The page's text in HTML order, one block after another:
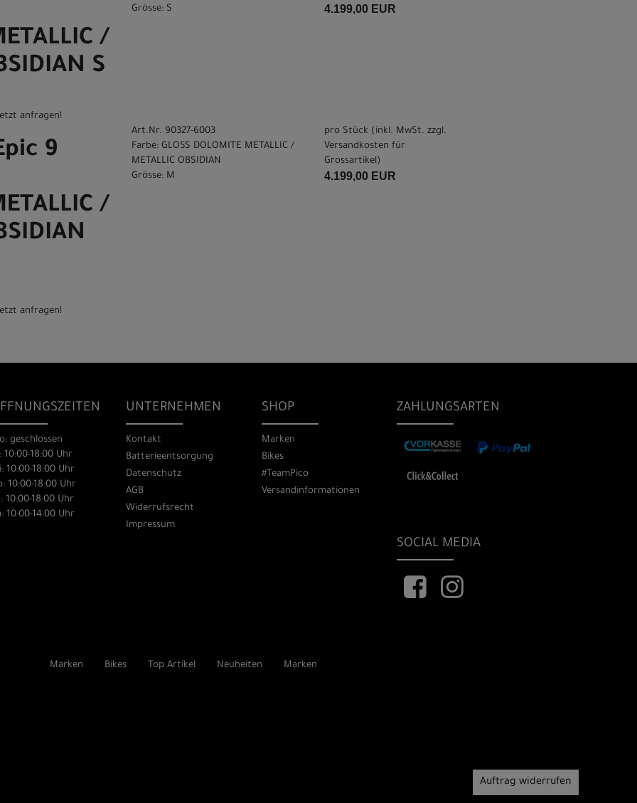
/
S
anfragen!
Grösse: S
4.199,00 EUR
9
/
anfragen!
Art.Nr. 90327-6003
Farbe: GLOSS DOLOMITE METALLIC /
METALLIC OBSIDIAN
Grösse: M
pro Stück (inkl. MwSt. zzgl.
Versandkosten für
Grossartikel )
4.199,00 EUR
geschlossen
10:00-18:00 Uhr
10:00-18:00 Uhr
10:00-18:00 Uhr
10:00-18:00 Uhr
10:00-14:00 Uhr
UNTERNEHMEN
Kontakt
Batterieentsorgung
Datenschutz
AGB
Widerrufsrecht
Impressum
SHOP
Marken
Bikes
#TeamPico
Versandinformationen
ZAHLUNGSARTEN
SOCIAL MEDIA
Marken Bikes Top Artikel Neuheiten Marken
Auftrag widerrufen